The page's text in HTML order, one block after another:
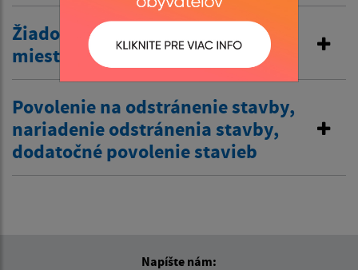
Žiadosť o zriadenie vjazdu
miestnej komunikácie
Povolenie na odstránenie stavby,
nariadenie odstránenia stavby,
dodatočné povolenie stavieb
Napíšte nám: